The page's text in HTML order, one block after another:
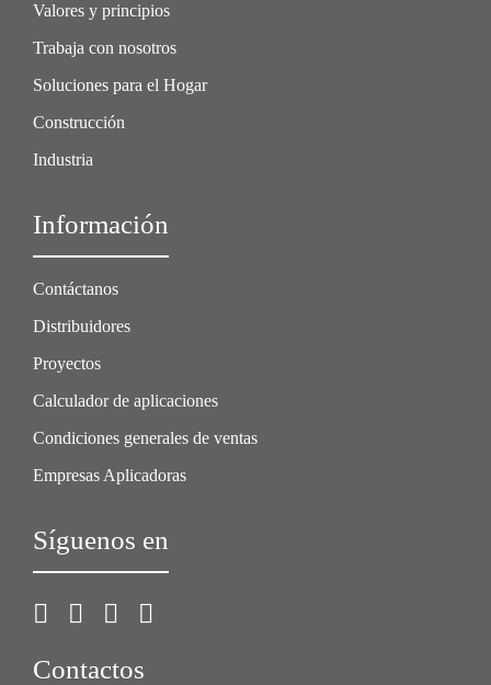
Valores y principios
Trabaja con nosotros
Soluciones para el Hogar
Construcción
Industria
Información
Contáctanos
Distribuidores
Proyectos
Calculador de aplicaciones
Condiciones generales de ventas
Empresas Aplicadoras
Síguenos en
Contactos